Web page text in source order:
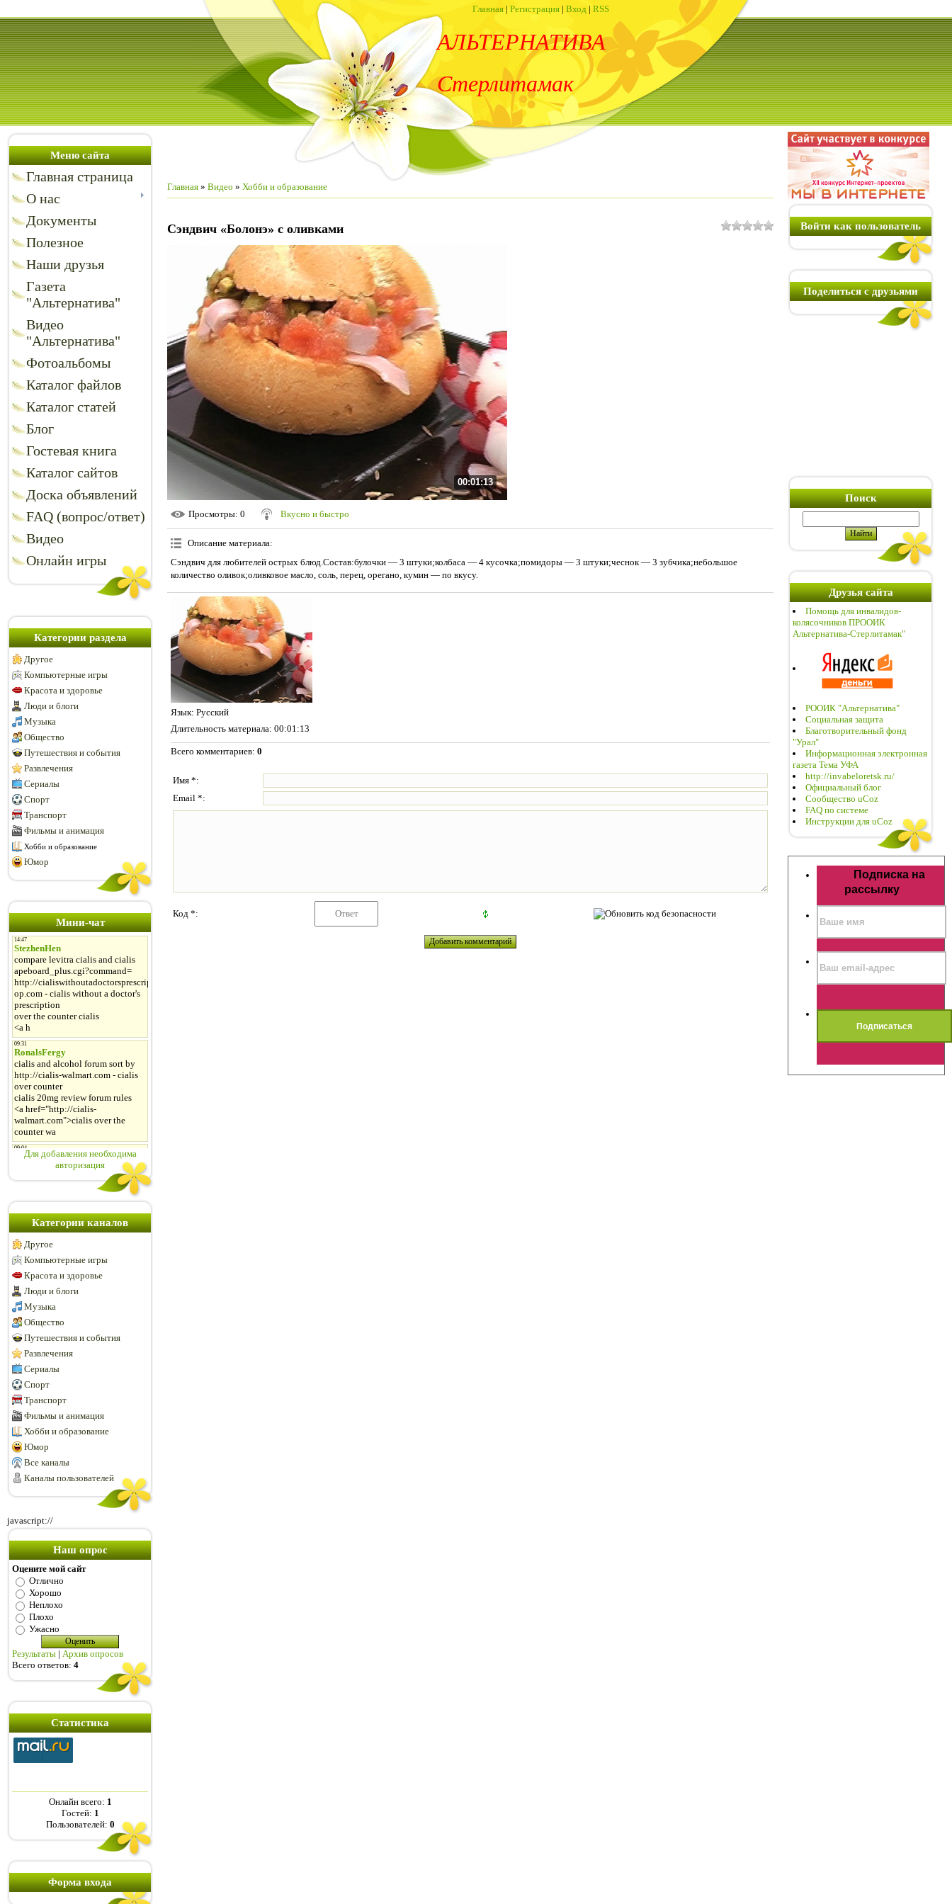
Главная | Регистрация | Вход | RSS
АЛЬТЕРНАТИВА
Стерлитамак
Меню сайта
Главная страница
О нас
Документы
Полезное
Наши друзья
Газета
"Альтернатива"
Видео
"Альтернатива"
Фотоальбомы
Каталог файлов
Каталог статей
Блог
Гостевая книга
Каталог сайтов
Доска объявлений
FAQ (вопрос/ответ)
Видео
Онлайн игры
Категории раздела
Другое
Компьютерные игры
Красота и здоровье
Люди и блоги
Музыка
Общество
Путешествия и события
Развлечения
Сериалы
Спорт
Транспорт
Фильмы и анимация
Хобби и образование
Юмор
Мини-чат
Для добавления необходима
авторизация
Категории каналов
Другое
Компьютерные игры
Красота и здоровье
Люди и блоги
Музыка
Общество
Путешествия и события
Развлечения
Сериалы
Спорт
Транспорт
Фильмы и анимация
Хобби и образование
Юмор
Все каналы
Каналы пользователей
javascript://
Наш опрос
Оцените мой сайт
Отлично
Хорошо
Неплохо
Плохо
Ужасно
Результаты | Архив опросов
Всего ответов: 4
Статистика
Онлайн всего: 1
Гостей: 1
Пользователей: 0
Форма входа
Главная » Видео » Хобби и образование
Сэндвич «Болонэ» с оливками
00:01:13
Просмотры: 0 Вкусно и быстро
Описание материала:
Сэндвич для любителей острых блюд.Состав:булочки — 3 штуки;колбаса — 4 кусочка;помидоры — 3 штуки;чеснок — 3 зубчика;небольшое
количество оливок;оливковое масло, соль, перец, орегано, кумин — по вкусу.
Язык: Русский
Длительность материала: 00:01:13
Всего комментариев: 0
Имя *:
Email *:
Код *:
Войти как пользователь
Поделиться с друзьями
Поиск
Друзья сайта
Помощь для инвалидов-
колясочников ПРООИК
Альтернатива-Стерлитамак"
РООИК "Альтернатива"
Социальная защита
Благотворительный фонд
"Урал"
Информационная электронная
газета Тема УФА
http://invabeloretsk.ru/
Официальный блог
Сообщество uCoz
FAQ по системе
Инструкции для uCoz
Подписка на
рассылку